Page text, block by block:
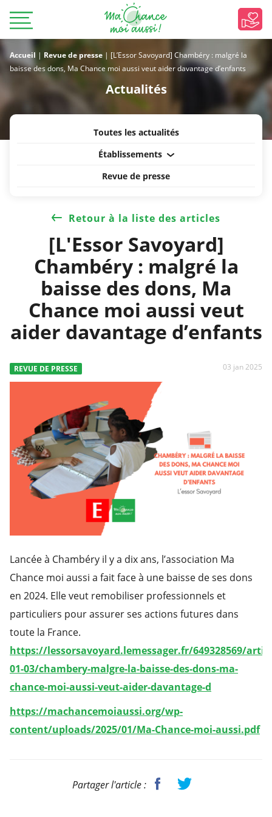
Accueil | Revue de presse | [L’Essor Savoyard] Chambéry : malgré la
baisse des dons, Ma Chance moi aussi veut aider davantage d’enfants
Actualités
Toutes les actualités
Établissements
Revue de presse
Retour à la liste des articles
[L'Essor Savoyard]
Chambéry : malgré la
baisse des dons, Ma
Chance moi aussi veut
aider davantage d’enfants
REVUE DE PRESSE 03 jan 2025
Lancée à Chambéry il y a dix ans, l’association Ma
Chance moi aussi a fait face à une baisse de ses dons
en 2024. Elle veut remobiliser professionnels et
particuliers pour assurer ses actions futures dans
toute la France.
https://lessorsavoyard.lemessager.fr/649328569/
01-03/chambery-malgre-la-baisse-des-dons-ma-
chance-moi-aussi-veut-aider-davantage-d
https://machancemoiaussi.org/wp-
content/uploads/2025/01/Ma-Chance-moi-aussi.pdf
Partager l'article :